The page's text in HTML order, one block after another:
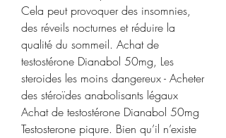
Cela peut provoquer des insomnies,
des réveils nocturnes et réduire la
qualité du sommeil. Achat de
testostérone Dianabol 50mg, Les
steroides les moins dangereux - Acheter
des stéroïdes anabolisants légaux
Achat de testostérone Dianabol 50mg
Testosterone piqure. Bien qu’il n’existe